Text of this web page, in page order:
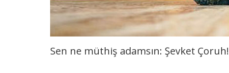
Sen ne müthiş adamsın: Şevket Çoruh!